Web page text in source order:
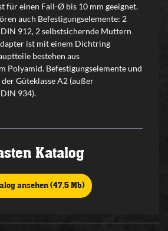
für einen Fall-Ø bis 10 mm geeignet.
auch Befestigungselemente: 2
912, 2 selbstsichernde Muttern
ist mit einem Dichtring
bestehen aus
Polyamid. Befestigungselemente und
Güteklasse A2 (außer
934).
Katalog
ansehen (47,5 Mb)